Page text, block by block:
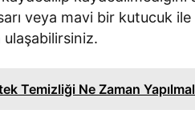
veya mavi bir kutucuk
Temizliği Ne Zaman